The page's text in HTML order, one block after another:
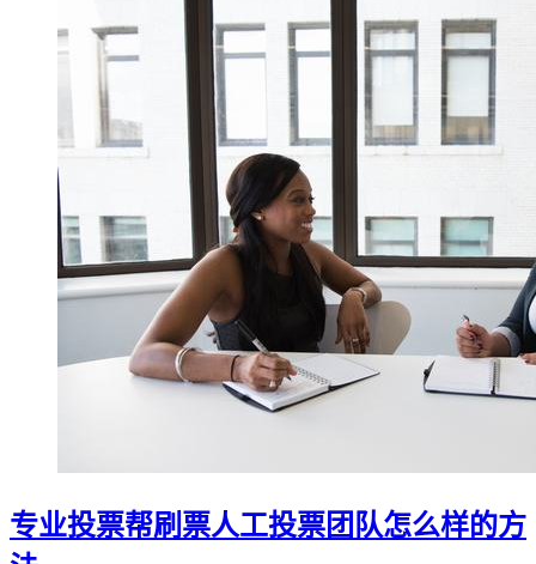
专业投票帮刷票人工投票团队怎么样的方